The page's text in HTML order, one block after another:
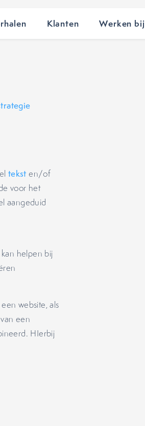
Klanten Werken bij
tekst en/of
voor het
aangeduid
kan helpen bij
website, als
een
HIerbij